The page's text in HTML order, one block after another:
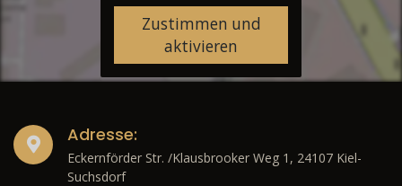
Zustimmen und
aktivieren
Adresse:
Eckernförder Str. /Klausbrooker Weg 1, 24107 Kiel-
Suchsdorf